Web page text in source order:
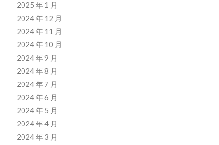
2025 年 1 月
2024 年 12 月
2024 年 11 月
2024 年 10 月
2024 年 9 月
2024 年 8 月
2024 年 7 月
2024 年 6 月
2024 年 5 月
2024 年 4 月
2024 年 3 月